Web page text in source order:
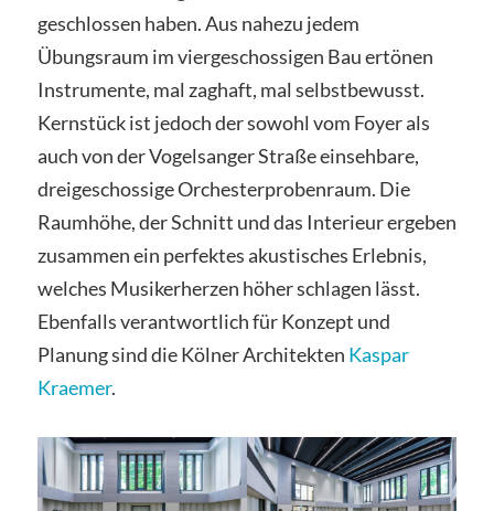
geschlossen haben. Aus nahezu jedem
Übungsraum im viergeschossigen Bau ertönen
Instrumente, mal zaghaft, mal selbstbewusst.
Kernstück ist jedoch der sowohl vom Foyer als
auch von der Vogelsanger Straße einsehbare,
dreigeschossige Orchesterprobenraum. Die
Raumhöhe, der Schnitt und das Interieur ergeben
zusammen ein perfektes akustisches Erlebnis,
welches Musikerherzen höher schlagen lässt.
Ebenfalls verantwortlich für Konzept und
Planung sind die Kölner Architekten Kaspar
Kraemer.